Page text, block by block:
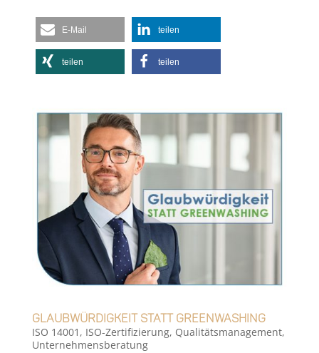
E-Mail teilen
teilen teilen
Glaubwürdigkeit statt Greenwashing
ISO 14001 , ISO-Zertifizierung, Qualitätsmanagement,
Unternehmensberatung